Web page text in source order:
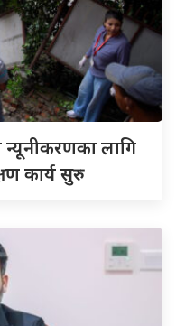
न्यूनीकरणका लागि
कार्य सुरु